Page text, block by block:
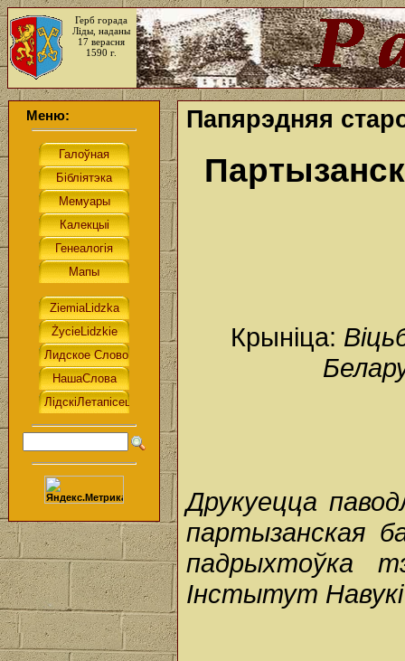
Герб горада
Ліды, наданы
17 верасня
1590 г.
Меню: Папярэдняя
Крыніца:
Друкуецца
партызанская
падрыхтоўка
Інстытут